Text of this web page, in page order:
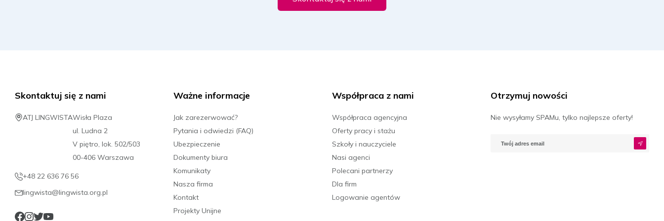
Skontaktuj się z nami
ATJ LINGWISTAWisła Plaza
ul. Ludna 2
V piętro, lok. 502/503
00-406 Warszawa
+48 22 636 76 56
lingwista@lingwista.org.pl
Ważne informacje
Jak zarezerwować?
Pytania i odwiedzi (FAQ)
Ubezpieczenie
Dokumenty biura
Komunikaty
Nasza firma
Kontakt
Projekty Unijne
Współpraca z nami
Współpraca agencyjna
Oferty pracy i stażu
Szkoły i nauczyciele
Nasi agenci
Polecani partnerzy
Dla firm
Logowanie agentów
Otrzymuj nowości
Nie wysyłamy SPAMu, tylko najlepsze oferty!